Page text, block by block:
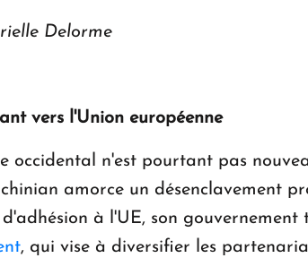
Delorme
vers l'Union européenne
occidental n'est pourtant pas
amorce un désenclavement
à l'UE, son
, qui vise à diversifier les